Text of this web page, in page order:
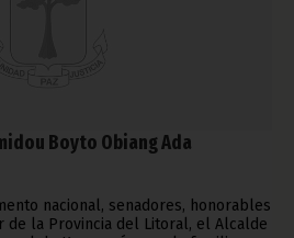
Boyto Obiang Ada
nacional, senadores, honorables
de la Provincia del Litoral, el Alcalde